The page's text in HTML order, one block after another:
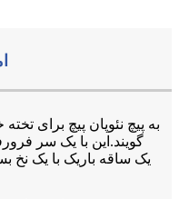
گویند.این با یک سر
یک ساقه باریک با یک نخ